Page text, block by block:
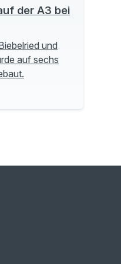
der A3 bei
und
auf sechs